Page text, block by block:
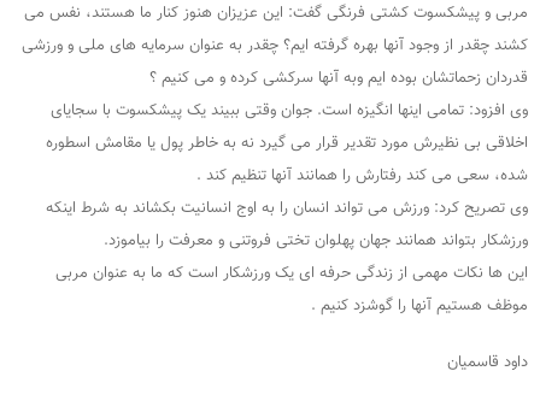
مربی و پیشکسوت کشتی فرنگی گفت: این عزیزان هنوز کنار ما هستند، نفس می
کشند چقدر از وجود آنها بهره گرفته ایم؟ چقدر به عنوان سرمایه های ملی و ورزشی
قدردان زحماتشان بوده ایم وبه آنها سرکشی کرده و می کنیم ؟
وی افزود: تمامی اینها انگیزه است. جوان وقتی ببیند یک پیشکسوت با سجایای
اخلاقی بی نظیرش مورد تقدیر قرار می گیرد نه به خاطر پول یا مقامش اسطوره
شده، سعی می کند رفتارش را همانند آنها تنظیم کند .
وی تصریح کرد: ورزش می تواند انسان را به اوج انسانیت بکشاند به شرط اینکه
ورزشکار بتواند همانند جهان پهلوان تختی فروتنی و معرفت را بیاموزد.
این ها نکات مهمی از زندگی حرفه ای یک ورزشکار است که ما به عنوان مربی
موظف هستیم آنها را گوشزد کنیم .
داود قاسمیان